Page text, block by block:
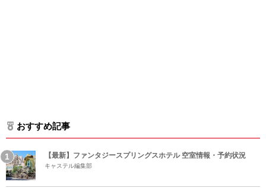
おすすめ記事
【最新】ファンタジースプリングスホテル 空室情報・予約状況
キャステル編集部